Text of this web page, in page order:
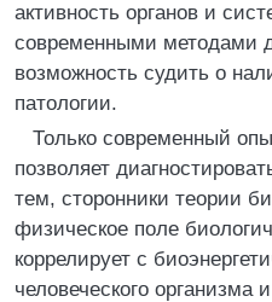
активность органов и
современными методами
возможность судить о
патологии.
Только современный
позволяет
тем, сторонники теории
физическое поле
коррелирует с
человеческого организма